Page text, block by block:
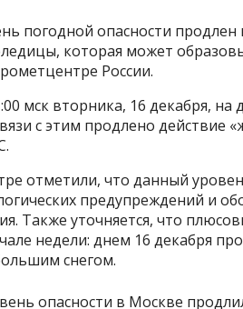
погодной опасности
которая может
России.
мск вторника, 16 декабря,
с этим продлено действие
отметили, что данный
предупреждений и
Также уточняется, что
недели: днем 16 декабря
снегом.